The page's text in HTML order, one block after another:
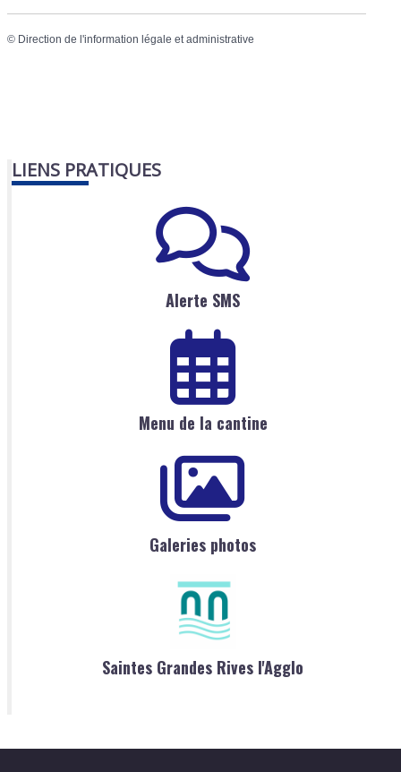
© Direction de l'information légale et administrative
LIENS PRATIQUES
Alerte SMS
Menu de la cantine
Galeries photos
Saintes Grandes Rives l'Agglo